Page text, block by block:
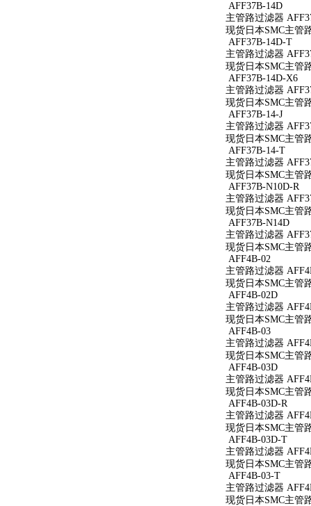
AFF37B-14D
主管路过滤器
现货日本SMC主管
AFF37B-14D-T
主管路过滤器
现货日本SMC主管
AFF37B-14D-X6
主管路过滤器
现货日本SMC主管
AFF37B-14-J
主管路过滤器
现货日本SMC主管
AFF37B-14-T
主管路过滤器
现货日本SMC主管
AFF37B-N10D-R
主管路过滤器
现货日本SMC主管
AFF37B-N14D
主管路过滤器
现货日本SMC主管
AFF4B-02
主管路过滤器
现货日本SMC主管
AFF4B-02D
主管路过滤器
现货日本SMC主管
AFF4B-03
主管路过滤器
现货日本SMC主管
AFF4B-03D
主管路过滤器
现货日本SMC主管
AFF4B-03D-R
主管路过滤器
现货日本SMC主管
AFF4B-03D-T
主管路过滤器
现货日本SMC主管
AFF4B-03-T
主管路过滤器
现货日本SMC主管